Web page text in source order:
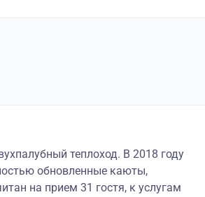
теплоход. В 2018 году
обновленные каюты,
на прием 31 гостя, к услугам